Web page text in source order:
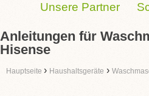
Unsere Partner
Anleitungen für
Hisense
Hauptseite › Haushaltsgeräte ›